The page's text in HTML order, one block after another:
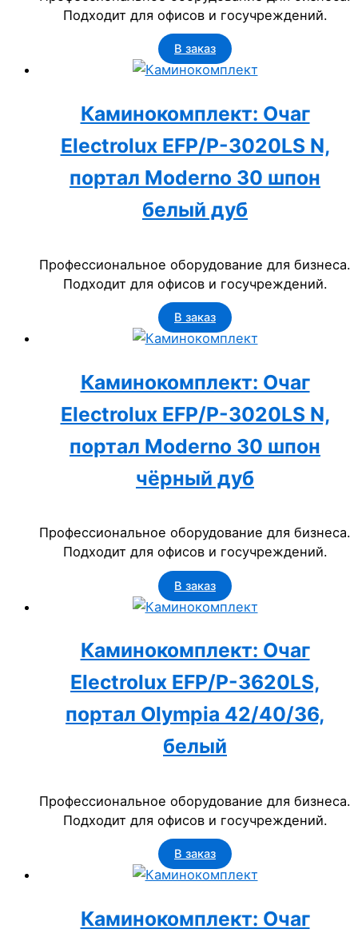
Подходит для офисов и госучреждений.
В заказ
Каминокомплект: Очаг
Electrolux EFP/P-3020LS N,
портал Moderno 30 шпон
белый дуб
Профессиональное оборудование для бизнеса.
Подходит для офисов и госучреждений.
В заказ
Каминокомплект: Очаг
Electrolux EFP/P-3020LS N,
портал Moderno 30 шпон
чёрный дуб
Профессиональное оборудование для бизнеса.
Подходит для офисов и госучреждений.
В заказ
Каминокомплект: Очаг
Electrolux EFP/P-3620LS,
портал Olympia 42/40/36,
белый
Профессиональное оборудование для бизнеса.
Подходит для офисов и госучреждений.
В заказ
Каминокомплект: Очаг